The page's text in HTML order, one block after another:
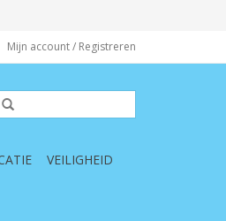
Mijn account / Registreren
VEILIGHEID